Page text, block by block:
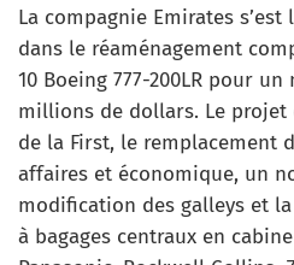
La compagnie Emirates s’est
dans le réaménagement
10 Boeing 777-200LR pour
millions de dollars. Le projet
de la First, le remplacement
affaires et économique, un
modification des galleys et
à bagages centraux en